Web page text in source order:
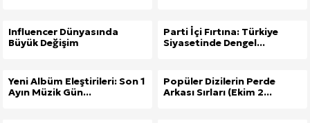
Influencer Dünyasında
Büyük Değişim
Parti İçi Fırtına: Türkiye
Siyasetinde Dengel...
Yeni Albüm Eleştirileri: Son 1
Ayın Müzik Gün...
Popüler Dizilerin Perde
Arkası Sırları (Ekim 2...